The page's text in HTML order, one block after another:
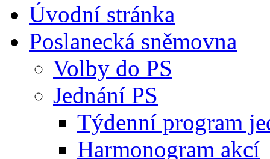
Úvodní stránka
Poslanecká sněmovna
Volby do PS
Jednání PS
Týdenní program
Harmonogram akcí